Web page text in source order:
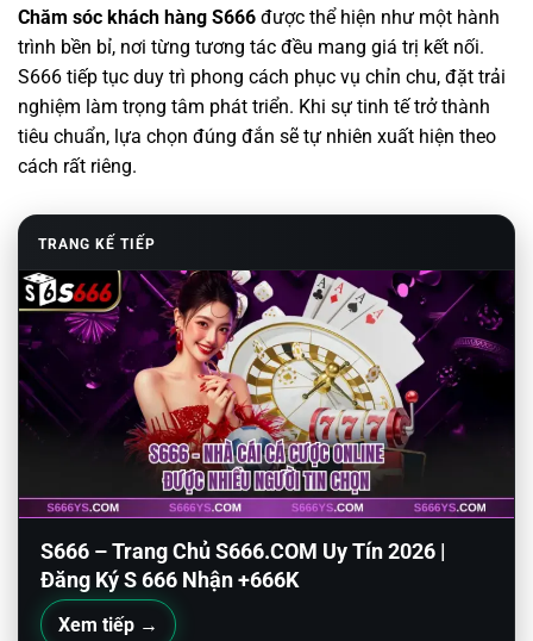
Chăm sóc khách hàng S666 được thể hiện như một hành
trình bền bỉ, nơi từng tương tác đều mang giá trị kết nối.
S666 tiếp tục duy trì phong cách phục vụ chỉn chu, đặt trải
nghiệm làm trọng tâm phát triển. Khi sự tinh tế trở thành
tiêu chuẩn, lựa chọn đúng đắn sẽ tự nhiên xuất hiện theo
cách rất riêng.
TRANG KẾ TIẾP
S666 – Trang Chủ S666.COM Uy Tín 2026 |
Đăng Ký S 666 Nhận +666K
Xem tiếp →